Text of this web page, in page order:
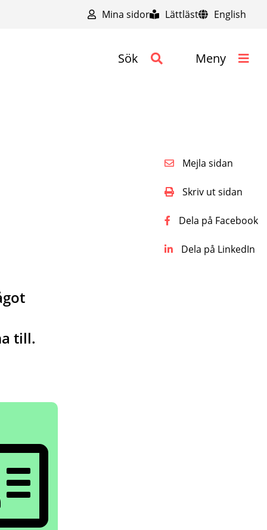
Mina sidor Lättläst English
Sök Meny
till.
Mejla sidan
Skriv ut sidan
Dela på Facebook
Dela på LinkedIn